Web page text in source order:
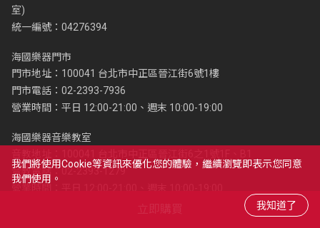
立即購買
室)
統一編號：04276394
海國樂器門市
門市地址：100041 台北市中正區晉江街6號1樓
門市電話：02-2393-7936
營業時間：平日 12:00-21:00、週末 10:00-19:00
海國樂器音樂教室
音教電話：02-2393-1279
我們將使用cookie等資訊來優化您的體驗，繼續瀏覽即表示您同意
我們使用。